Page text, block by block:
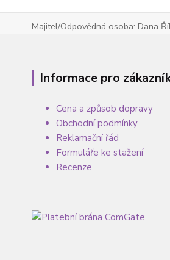
Majitel/Odpovědná osoba: Dana
Informace pro
Cena a způsob dopravy
Obchodní podmínky
Reklamační řád
Formuláře ke stažení
Recenze